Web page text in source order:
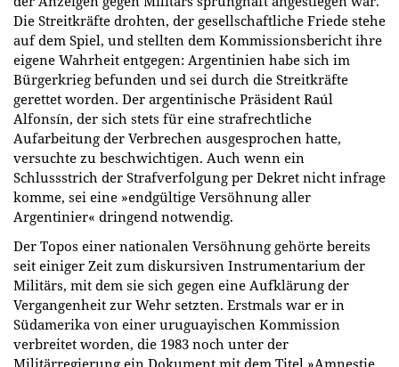
Die Streitkräfte drohten, der gesellschaftliche Friede stehe
auf dem Spiel, und stellten dem Kommissionsbericht ihre
eigene Wahrheit entgegen: Argentinien habe sich im
Bürgerkrieg befunden und sei durch die Streitkräfte
gerettet worden. Der argentinische Präsident Raúl
Alfonsín, der sich stets für eine strafrechtliche
Aufarbeitung der Verbrechen ausgesprochen hatte,
versuchte zu beschwichtigen. Auch wenn ein
Schlussstrich der Strafverfolgung per Dekret nicht infrage
komme, sei eine »endgültige Versöhnung aller
Argentinier« dringend notwendig.
Der Topos einer nationalen Versöhnung gehörte bereits
seit einiger Zeit zum diskursiven Instrumentarium der
Militärs, mit dem sie sich gegen eine Aufklärung der
Vergangenheit zur Wehr setzten. Erstmals war er in
Südamerika von einer uruguayischen Kommission
verbreitet worden, die 1983 noch unter der
Militärregierung ein Dokument mit dem Titel »Amnestie